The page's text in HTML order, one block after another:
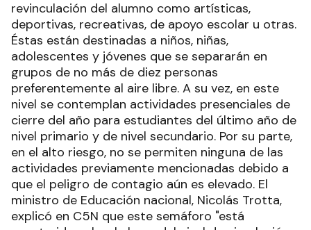
revinculación del alumno como artísticas,
deportivas, recreativas, de apoyo escolar u otras.
Éstas están destinadas a niños, niñas,
adolescentes y jóvenes que se separarán en
grupos de no más de diez personas
preferentemente al aire libre. A su vez, en este
nivel se contemplan actividades presenciales de
cierre del año para estudiantes del último año de
nivel primario y de nivel secundario. Por su parte,
en el alto riesgo, no se permiten ninguna de las
actividades previamente mencionadas debido a
que el peligro de contagio aún es elevado. El
ministro de Educación nacional, Nicolás Trotta,
explicó en C5N que este semáforo "está